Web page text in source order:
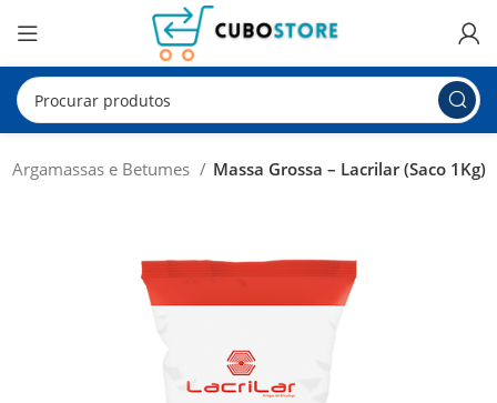
Argamassas e Betumes Massa Grossa – Lacrilar (Saco 1Kg)